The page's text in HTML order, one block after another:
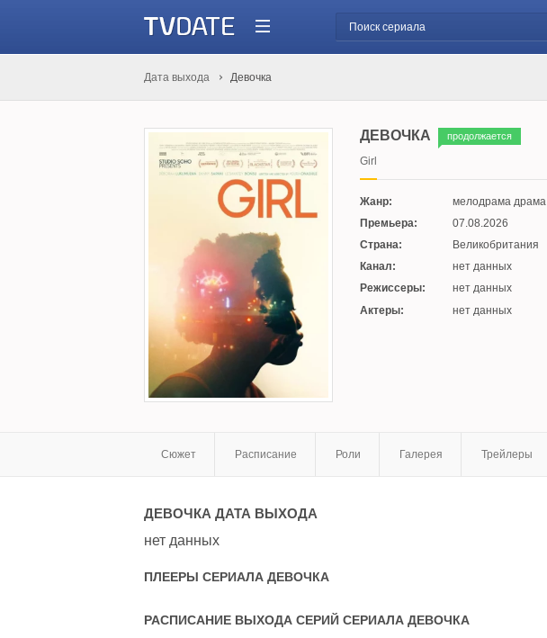
Дата выхода Девочка
ДЕВОЧКА продолжается
Girl
Жанр:
мелодрама драма
Премьера:
07.08.2026
Страна:
Великобритания
Канал:
нет данных
Режиссеры:
нет данных
Актеры:
нет данных
Сюжет Расписание Роли Галерея Трейлеры
ДЕВОЧКА ДАТА ВЫХОДА
нет данных
ПЛЕЕРЫ СЕРИАЛА ДЕВОЧКА
РАСПИСАНИЕ ВЫХОДА СЕРИЙ СЕРИАЛА ДЕВОЧКА